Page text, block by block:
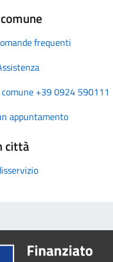
frequenti
+39 0924 590111
appuntamento
città